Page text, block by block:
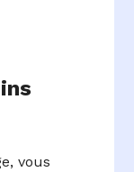
vous